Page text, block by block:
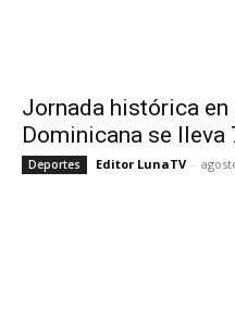
Jornada histórica en
Dominicana se lleva
Deportes Editor LunaTV -